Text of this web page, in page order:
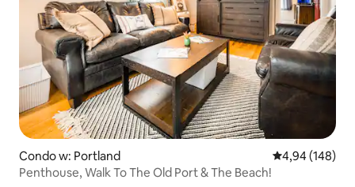
Condo w: Portland Średnia
4,94 (148)
Penthouse, Walk To The Old Port & The Beach!